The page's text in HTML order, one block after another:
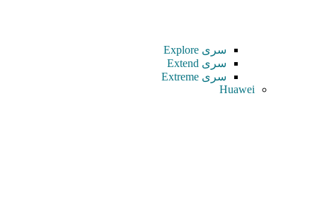
سری Explore
سری Extend
سری Extreme
Huawei